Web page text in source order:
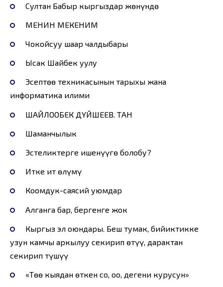
Султан Бабыр кыргыздар жөнүндө
МЕНИН МЕКЕНИМ
Чоңкойсуу шаар чалдыбары
Ысак Шайбек уулу
Эсептөө техникасынын тарыхы жана
информатика илими
ШАЙЛООБЕК ДҮЙШЕЕВ. ТАН
Шаманчылык
Эстеликтерге ишенүүгө болобу?
Итке ит өлүмү
Коомдук-саясий уюмдар
Алганга бар, бергенге жок
Кыргыз эл оюндары. Беш тумак, бийиктикке
узун камчы аркылуу секирип өтүү, дарактан
секирип түшүү
«Төө кыядан өткен соң, оо, дегени курусун»